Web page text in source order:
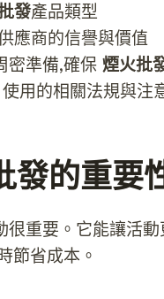
發產品類型
應商的信譽與價值
密準備,確保 煙火批
用的相關法規與注
發的重要
很重要。它能讓活
節省成本。